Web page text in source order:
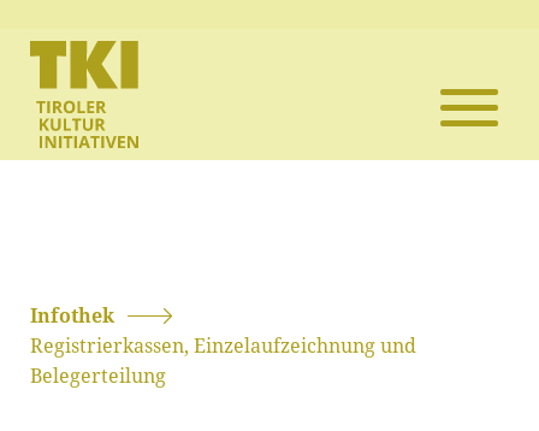
Infothek
Registrierkassen, Einzelaufzeichnung und
Belegerteilung
Die TKI
Mitglieder
Projekte